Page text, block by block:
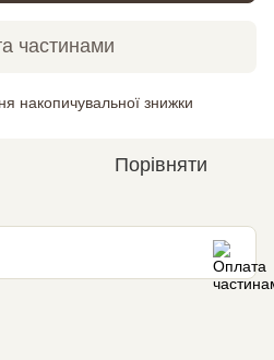
частинами
накопичувальної знижки
Порівняти